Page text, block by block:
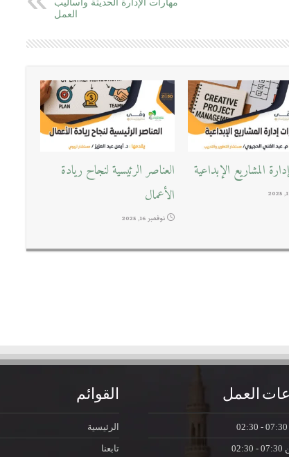
مهارات الإدارة الحديثة وأساليب
العمل
المشاريع الإبداعية
العناصر الرئيسية لنجاح ريادة
الأعمال
نوفمبر 16, 2025
العمل القوائم
الرئيسية
تابعنا